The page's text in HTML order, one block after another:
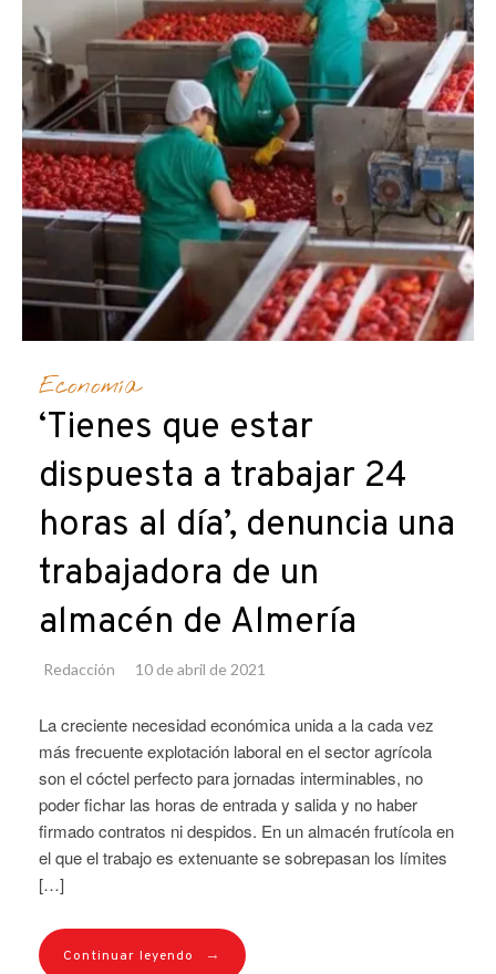
Economía
‘Tienes que estar
dispuesta a trabajar 24
horas al día’, denuncia una
trabajadora de un
almacén de Almería
Redacción 10 de abril de 2021
La creciente necesidad económica unida a la cada vez
más frecuente explotación laboral en el sector agrícola
son el cóctel perfecto para jornadas interminables, no
poder fichar las horas de entrada y salida y no haber
firmado contratos ni despidos. En un almacén frutícola en
el que el trabajo es extenuante se sobrepasan los límites
[…]
Continuar leyendo →